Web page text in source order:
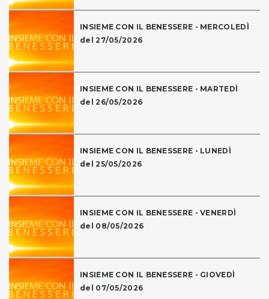
INSIEME CON IL BENESSERE - MERCOLEDÌ
del 27/05/2026
INSIEME CON IL BENESSERE - MARTEDÌ
del 26/05/2026
INSIEME CON IL BENESSERE - LUNEDÌ
del 25/05/2026
INSIEME CON IL BENESSERE - VENERDÌ
del 08/05/2026
INSIEME CON IL BENESSERE - GIOVEDÌ
del 07/05/2026